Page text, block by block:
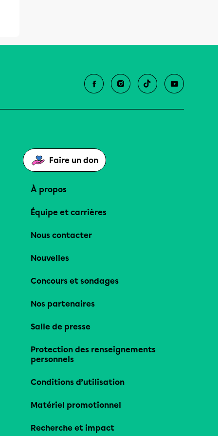
Faire un don
À propos
Équipe et carrières
Nous contacter
Nouvelles
Concours et sondages
Nos partenaires
Salle de presse
Protection des renseignements
personnels
Conditions d’utilisation
Matériel promotionnel
Recherche et impact